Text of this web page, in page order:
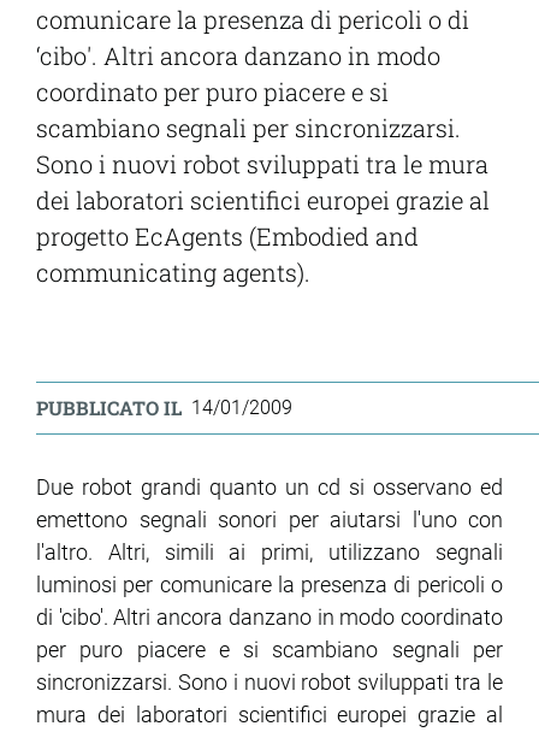
comunicare la presenza di pericoli o di
‘cibo'. Altri ancora danzano in modo
coordinato per puro piacere e si
scambiano segnali per sincronizzarsi.
Sono i nuovi robot sviluppati tra le mura
dei laboratori scientifici europei grazie al
progetto EcAgents (Embodied and
communicating agents).
PUBBLICATO IL 14/01/2009
Due robot grandi quanto un cd si osservano ed
emettono segnali sonori per aiutarsi l'uno con
l'altro. Altri, simili ai primi, utilizzano segnali
luminosi per comunicare la presenza di pericoli o
di 'cibo'. Altri ancora danzano in modo coordinato
per puro piacere e si scambiano segnali per
sincronizzarsi. Sono i nuovi robot sviluppati tra le
mura dei laboratori scientifici europei grazie al